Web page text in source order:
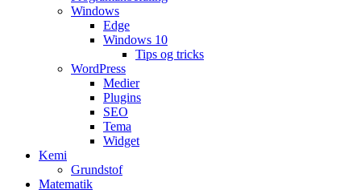
Windows
Edge
Windows 10
Tips og tricks
WordPress
Medier
Plugins
SEO
Tema
Widget
Kemi
Grundstof
Matematik